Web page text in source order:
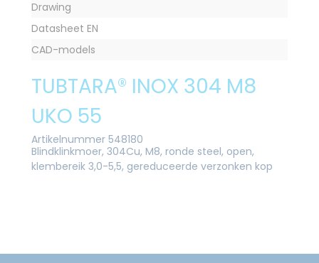
Drawing
Datasheet EN
CAD-models
TUBTARA® INOX 304 M8
UKO 55
Artikelnummer 548180
Blindklinkmoer, 304Cu, M8, ronde steel, open,
klembereik 3,0-5,5, gereduceerde verzonken kop